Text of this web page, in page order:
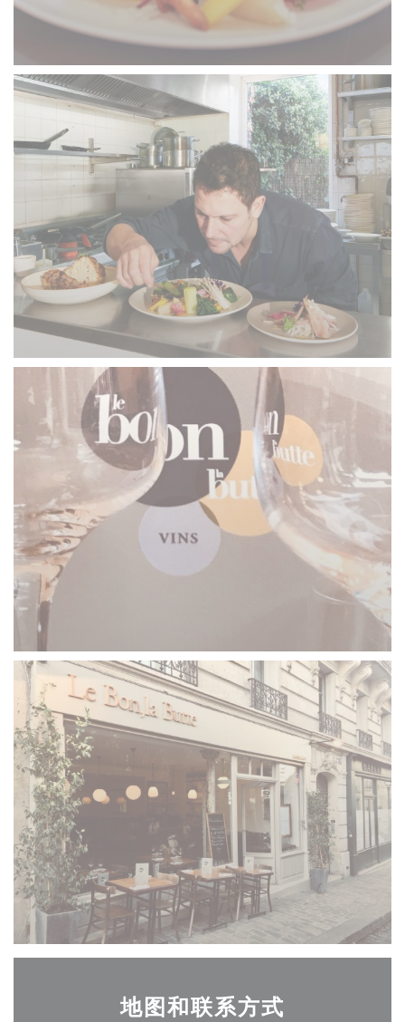
地图和联系方式